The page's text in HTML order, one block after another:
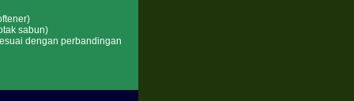
sabun)
dengan perbandingan